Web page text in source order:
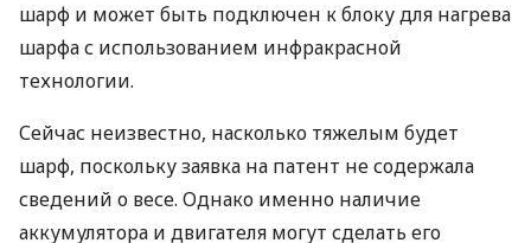
шарф и может быть подключен к блоку для нагрева
шарфа с использованием инфракрасной
технологии.
Сейчас неизвестно, насколько тяжелым будет
шарф, поскольку заявка на патент не содержала
сведений о весе. Однако именно наличие
аккумулятора и двигателя могут сделать его